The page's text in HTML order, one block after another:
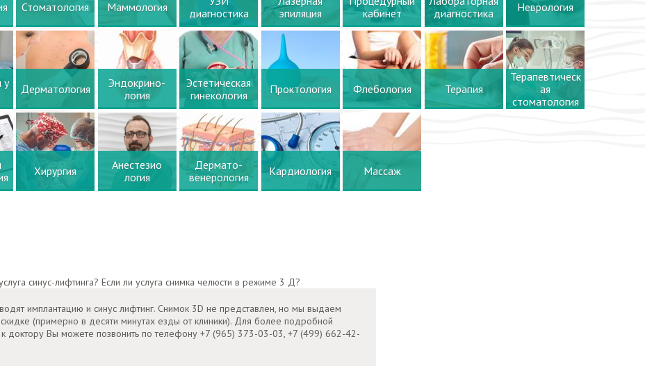
Стоматология Маммология
диагностика
эпиляция
кабинет
диагностика
Неврология
у
Дерматология
Эндокрино-
логия
Эстетическая
гинекология
Проктология Флебология Терапия
Терапевтическ
ая
стоматология
Хирургия
Анестезио
логия
Дермато-
венерология
Кардиология Массаж
синус-лифтинга? Если ли услуга снимка челюсти в режиме 3 Д?
имплантацию и синус лифтинг. Снимок 3D не представлен, но мы выдаем
(примерно в десяти минутах езды от клиники). Для более подробной
доктору Вы можете позвонить по телефону +7 (965) 373-03-03, +7 (499) 662-42-